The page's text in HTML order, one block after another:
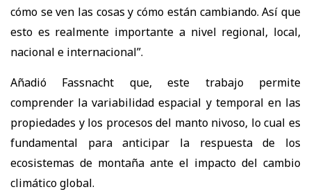
cómo se ven las cosas y cómo están cambiando. Así que
esto es realmente importante a nivel regional, local,
nacional e internacional”.
Añadió Fassnacht que, este trabajo permite
comprender la variabilidad espacial y temporal en las
propiedades y los procesos del manto nivoso, lo cual es
fundamental para anticipar la respuesta de los
ecosistemas de montaña ante el impacto del cambio
climático global.